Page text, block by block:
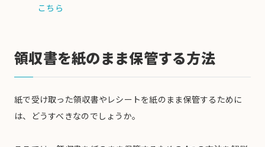
こちら
領収書を紙のまま保管する方法
紙で受け取った領収書やレシートを紙のまま保管するために
は、どうすべきなのでしょうか。